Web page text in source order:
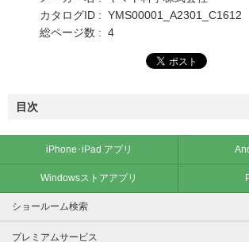
カタログID : YMS00001_A2301_C1612
総ページ数 : 4
目次
iPhone･iPad アプリ
Windowsストアアプリ
ショールーム検索
プレミアムサービス